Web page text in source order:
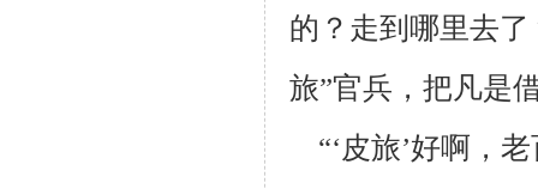
的？走到哪里去
旅”官兵，把凡是
“‘皮旅’好啊，